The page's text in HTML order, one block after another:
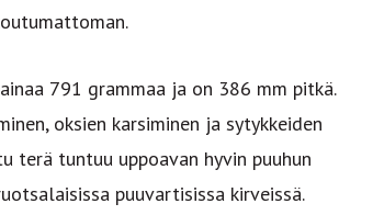
791 grammaa ja on 386 mm pitkä.
oksien karsiminen ja sytykkeiden
tuntuu uppoavan hyvin puuhun
puuvartisissa kirveissä.